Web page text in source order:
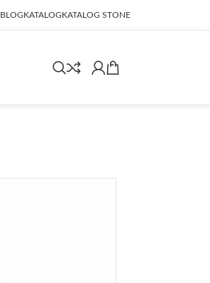
BLOGKATALOGKATALOG STONE